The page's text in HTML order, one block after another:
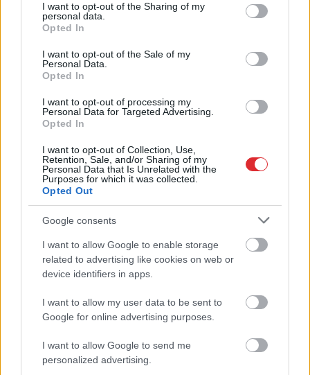
not limited to your visit or usage behaviour. You may click to
grant or deny consent to Google and its third-party tags to
use your data for below specified purposes in below Google
consent section.
I want to opt-out of the Sharing of my
personal data.
Opted In
I want to opt-out of the Sale of my
Personal Data.
Opted In
I want to opt-out of processing my
Personal Data for Targeted Advertising.
Opted In
I want to opt-out of Collection, Use,
Retention, Sale, and/or Sharing of my
Personal Data that Is Unrelated with the
Purposes for which it was collected.
Opted Out
Google consents
I want to allow Google to enable storage
related to advertising like cookies on web or
device identifiers in apps.
I want to allow my user data to be sent to
Google for online advertising purposes.
I want to allow Google to send me
personalized advertising.
laimē 500 000 eiro. Taču viss nebūt
nav tik vienkārši…
Sieviete skarbajā “Baltā ziloņa”
spēlē vinnē loterijas biļeti. Tās
Uzzinot, ka laimējis miljonu, vīrietis
rīcību: “Man bija jāpārliecinās, ka
tas nav sapnis”
Vīrietis no Ropažu novada kļūst
bagāts acumirklī – kā viņš plāno
izmantot laimētos 250 000 eiro?
Pusaudze miljonāre: kā izvērtusies
meitenes, kura loterijā laimēja
vairāk nekā divus miljonus eiro,
dzīve
Atcelt Ziņot